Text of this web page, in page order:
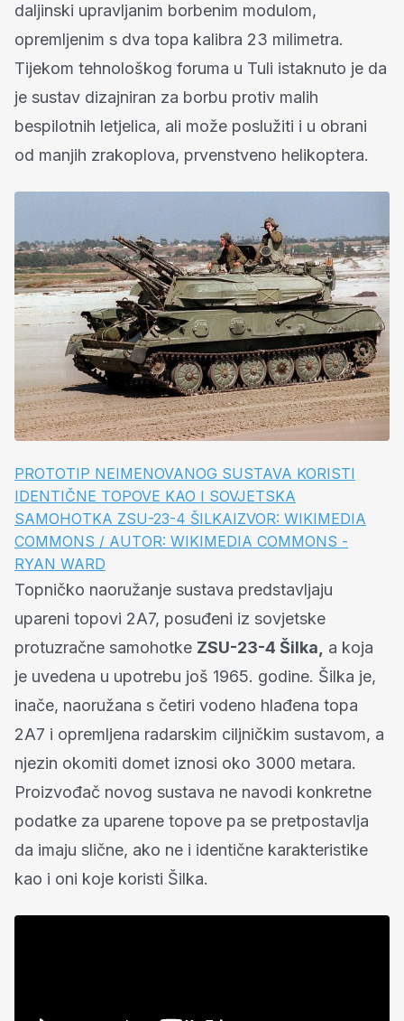
daljinski upravljanim borbenim modulom,
opremljenim s dva topa kalibra 23 milimetra.
Tijekom tehnološkog foruma u Tuli istaknuto je da
je sustav dizajniran za borbu protiv malih
bespilotnih letjelica, ali može poslužiti i u obrani
od manjih zrakoplova, prvenstveno helikoptera.
PROTOTIP NEIMENOVANOG SUSTAVA KORISTI
IDENTIČNE TOPOVE KAO I SOVJETSKA
SAMOHOTKA ZSU-23-4 ŠILKAIZVOR: WIKIMEDIA
COMMONS / AUTOR: WIKIMEDIA COMMONS -
RYAN WARD
Topničko naoružanje sustava predstavljaju
upareni topovi 2A7, posuđeni iz sovjetske
protuzračne samohotke ZSU-23-4 Šilka,
a koja
je uvedena u upotrebu još 1965. godine. Šilka je,
inače, naoružana s četiri vodeno hlađena topa
2A7 i opremljena radarskim ciljničkim sustavom, a
njezin okomiti domet iznosi oko 3000 metara.
Proizvođač novog sustava ne navodi konkretne
podatke za uparene topove pa se pretpostavlja
da imaju slične, ako ne i identične karakteristike
kao i oni koje koristi Šilka.